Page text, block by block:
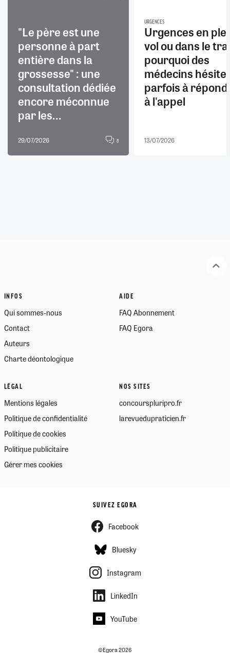
"Le père est une
personne à part
entière dans la
grossesse" : une
consultation dédiée
encore méconnue
par les...
29/07/2026 8
URGENCES
Urgences en
vol ou dans le
pourquoi des
médecins
parfois à
à l'appel
13/07/2026
INFOS
Qui sommes-nous
Contact
Auteurs
Charte déontologique
AIDE
FAQ Abonnement
FAQ Egora
LÉGAL
Mentions légales
Politique de confidentialité
Politique de cookies
Politique publicitaire
Gérer mes cookies
NOS SITES
concourspluripro.fr
larevuedupraticien.fr
SUIVEZ EGORA
Facebook
Bluesky
Instagram
LinkedIn
YouTube
©Egora 2026